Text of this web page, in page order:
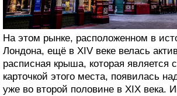
На этом рынке, расположенном в
Лондона, ещё в XIV веке велась
расписная крыша, которая является
карточкой этого места, появилась
уже во второй половине в XIX века.